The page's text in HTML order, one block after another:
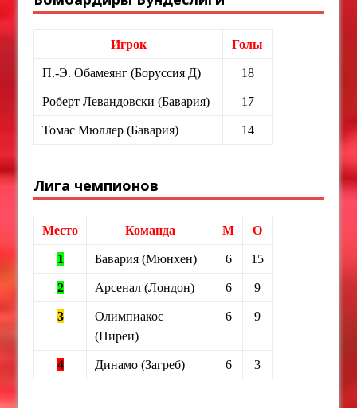
Игрок Голы
П.-Э. Обамеянг (Боруссия Д) 18
Роберт Левандовски (Бавария) 17
Томас Мюллер (Бавария) 14
Лига чемпионов
Место Команда М О
1 Бавария (Мюнхен) 6 15
2 Арсенал (Лондон) 6 9
3
Олимпиакос
(Пиреи)
6 9
4 Динамо (Загреб) 6 3